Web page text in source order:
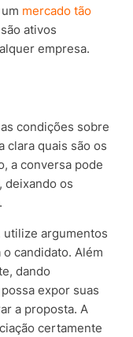
mercado tão
ativos
empresa.
condições sobre
clara quais são os
a conversa pode
deixando os
utilize argumentos
candidato. Além
dando
expor suas
a proposta. A
certamente